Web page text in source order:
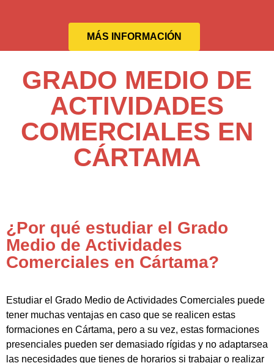
MÁS INFORMACIÓN
GRADO MEDIO DE
ACTIVIDADES
COMERCIALES EN
CÁRTAMA
¿Por qué estudiar el Grado
Medio de Actividades
Comerciales en Cártama?
Estudiar el Grado Medio de Actividades Comerciales puede
tener muchas ventajas en caso que se realicen estas
formaciones en Cártama, pero a su vez, estas formaciones
presenciales pueden ser demasiado rígidas y no adaptarsea
las necesidades que tienes de horarios si trabajar o realizar